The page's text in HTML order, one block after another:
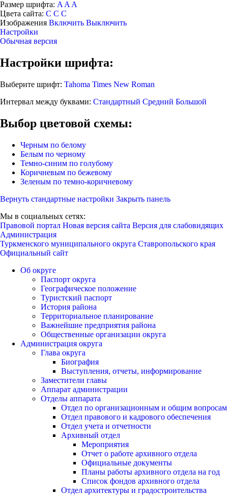
Размер шрифта: A A A
Цвета сайта: С С С
Изображения Включить Выключить
Настройки
Обычная версия
Настройки шрифта:
Выберите шрифт: Tahoma Times New Roman
Интервал между буквами: Стандартный Средний Большой
Выбор цветовой схемы:
Черным по белому
Белым по черному
Темно-синим по голубому
Коричневым по бежевому
Зеленым по темно-коричневому
Вернуть стандартные настройки Закрыть панель
Мы в социальных сетях:
Правовой портал Новая версия сайта Версия для слабовидящих
Администрация
Туркменского муниципального округа Ставропольского края
Официальный сайт
Об округе
Паспорт округа
Географическое положение
Туристский паспорт
История района
Территориальное планирование
Важнейшие предприятия района
Общественные организации округа
Администрация округа
Глава округа
Биография
Выступления, отчеты, информирование
Заместители главы
Аппарат администрации
Отделы аппарата
Отдел по организационным и общим вопросам
Отдел правового и кадрового обеспечения
Отдел учета и отчетности
Архивный отдел
Мероприятия
Отчет о работе архивного отдела
Официальные документы
Планы работы архивного отдела на год
Список фондов архивного отдела
Отдел архитектуры и градостроительства